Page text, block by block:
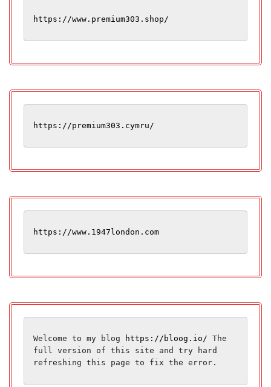
https://www.premium303.shop/
https://premium303.cymru/
https://www.1947london.com
Welcome to my blog https://bloog.io/ The
full version of this site and try hard
refreshing this page to fix the error.